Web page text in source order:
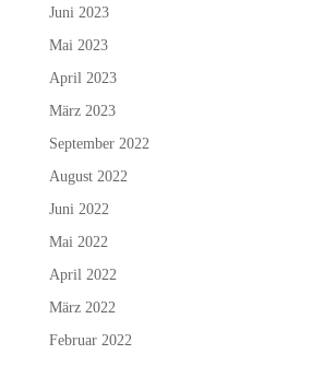
Juni 2023
Mai 2023
April 2023
März 2023
September 2022
August 2022
Juni 2022
Mai 2022
April 2022
März 2022
Februar 2022